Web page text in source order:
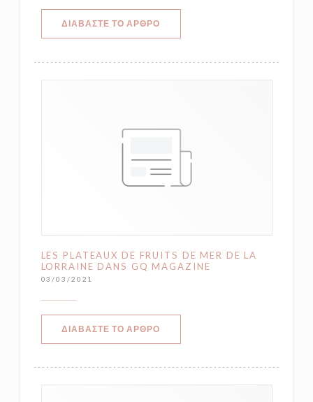
ΔΙΑΒΆΣΤΕ ΤΟ ΆΡΘΡΟ
LES PLATEAUX DE FRUITS DE MER DE LA
LORRAINE DANS GQ MAGAZINE
03/03/2021
ΔΙΑΒΆΣΤΕ ΤΟ ΆΡΘΡΟ